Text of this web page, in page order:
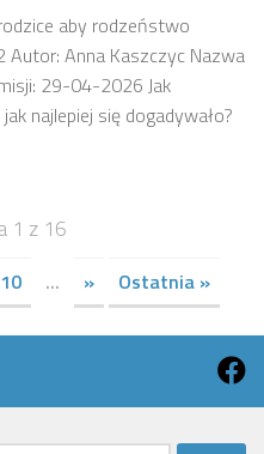
aby rodzeństwo
Autor: Anna Kaszczyc Nazwa
29-04-2026 Jak
najlepiej się dogadywało?
1 z 16
10 ... » Ostatnia »